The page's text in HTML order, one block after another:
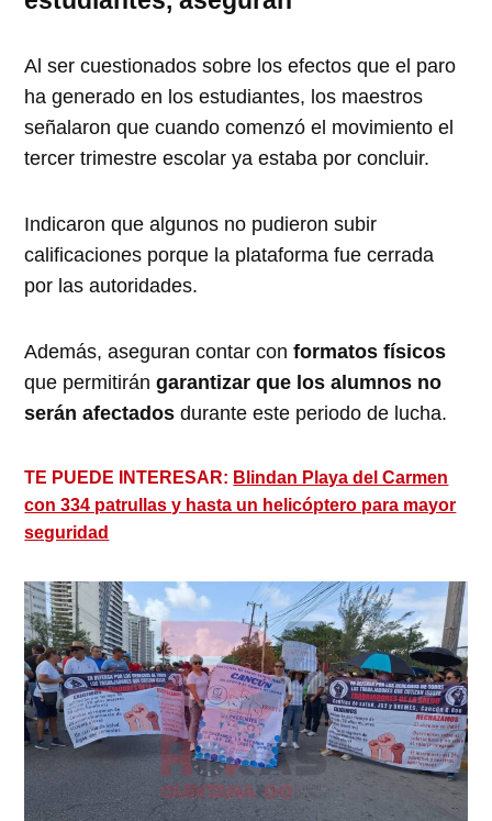
Al ser cuestionados sobre los efectos que el paro
ha generado en los estudiantes, los maestros
señalaron que cuando comenzó el movimiento el
tercer trimestre escolar ya estaba por concluir.
Indicaron que algunos no pudieron subir
calificaciones porque la plataforma fue cerrada
por las autoridades.
Además, aseguran contar conformatos físicos
que permitirángarantizar que los alumnos no
serán afectados durante este periodo de lucha.
TE PUEDE INTERESAR: Blindan Playa del Carmen
con 334 patrullas y hasta un helicóptero para mayor
seguridad